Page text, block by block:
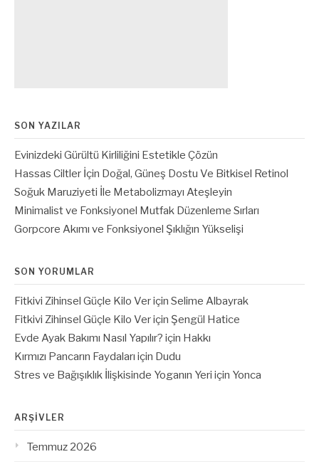
SON YAZILAR
Evinizdeki Gürültü Kirliliğini Estetikle Çözün
Hassas Ciltler İçin Doğal, Güneş Dostu Ve Bitkisel Retinol
Soğuk Maruziyeti İle Metabolizmayı Ateşleyin
Minimalist ve Fonksiyonel Mutfak Düzenleme Sırları
Gorpcore Akımı ve Fonksiyonel Şıklığın Yükselişi
SON YORUMLAR
Fitkivi Zihinsel Güçle Kilo Veriçin Selime Albayrak
Fitkivi Zihinsel Güçle Kilo Veriçin Şengül Hatice
Evde Ayak Bakımı Nasıl Yapılır? için Hakkı
Kırmızı Pancarın Faydaları için Dudu
Stres ve Bağışıklık İlişkisinde Yoganın Yeri için Yonca
ARŞIVLER
Temmuz 2026